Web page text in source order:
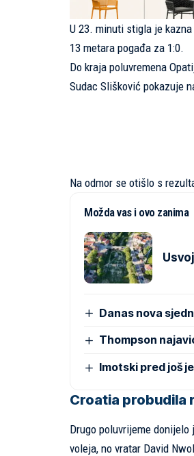
U 23. minuti stigla je
13 metara pogađa za 1:0.
Do kraja poluvremena
Sudac Slišković pokazuje
Na odmor se otišlo s
Možda vas i ovo zanima
Danas nova
Thompson
Imotski pred još
Croatia probudila
Drugo poluvrijeme
voleja, no vratar David